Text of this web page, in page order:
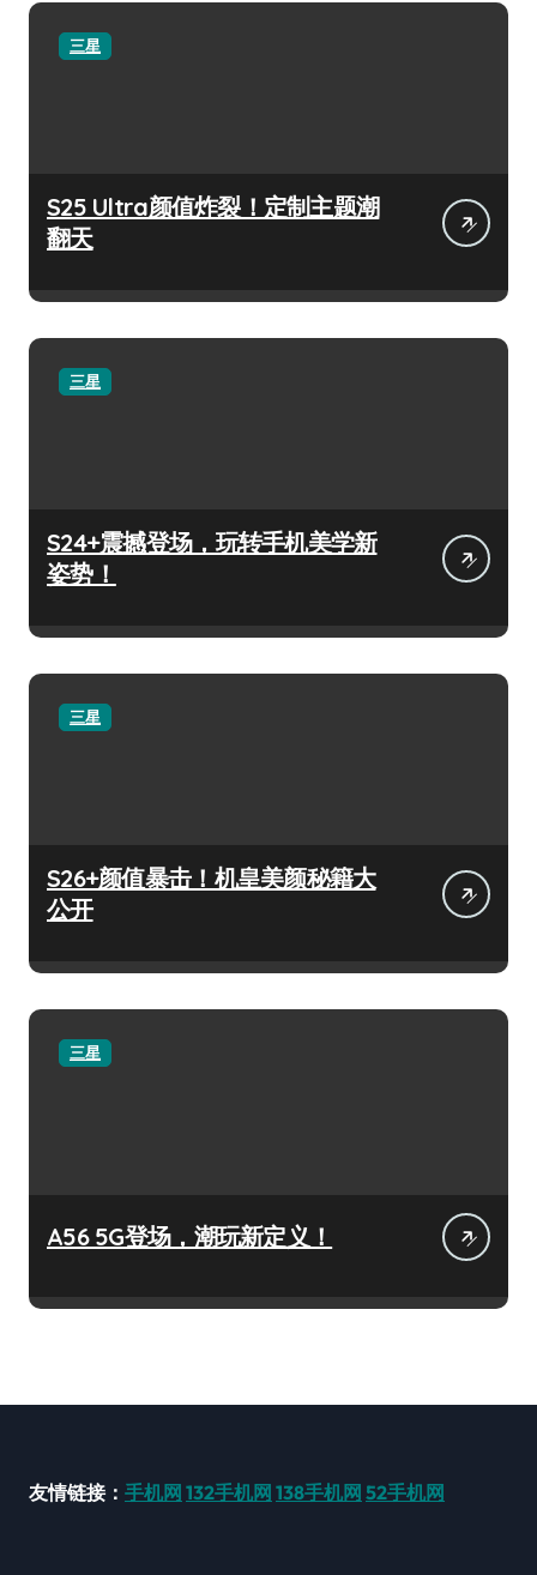
三星
S25 Ultra颜值炸裂！定制主题潮
翻天
三星
S24+震撼登场，玩转手机美学新
姿势！
三星
S26+颜值暴击！机皇美颜秘籍大
公开
三星
A56 5G登场，潮玩新定义！
友情链接： 手机网 132手机网 138手机网 52手机网